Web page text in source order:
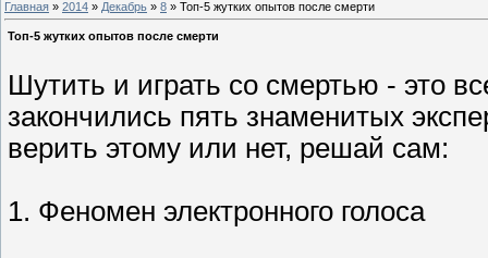
Главная » 2014 » Декабрь » 8 » Топ-5 жутких опытов после смерти
Топ-5 жутких опытов после смерти
Шутить и играть со смертью - это
закончились пять знаменитых
верить этому или нет, решай сам:
1. Феномен электронного голоса